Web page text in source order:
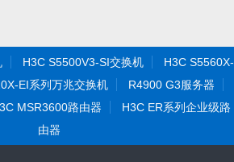
H3C S5500V3-SI交换机
H3C S5560X-
EI系列万兆交换机
R4900 G3服务器
MSR3600路由器
H3C ER系列企业级路
由器